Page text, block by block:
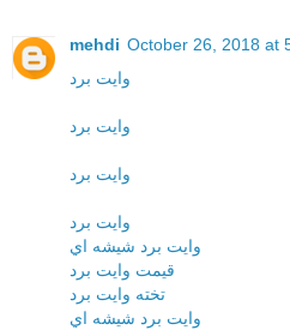
mehdi October 26, 2018 at
وايت برد
وايت برد
وايت برد
وايت برد
وايت برد شيشه اي
قيمت وايت برد
تخته وايت برد
وايت برد شيشه اي